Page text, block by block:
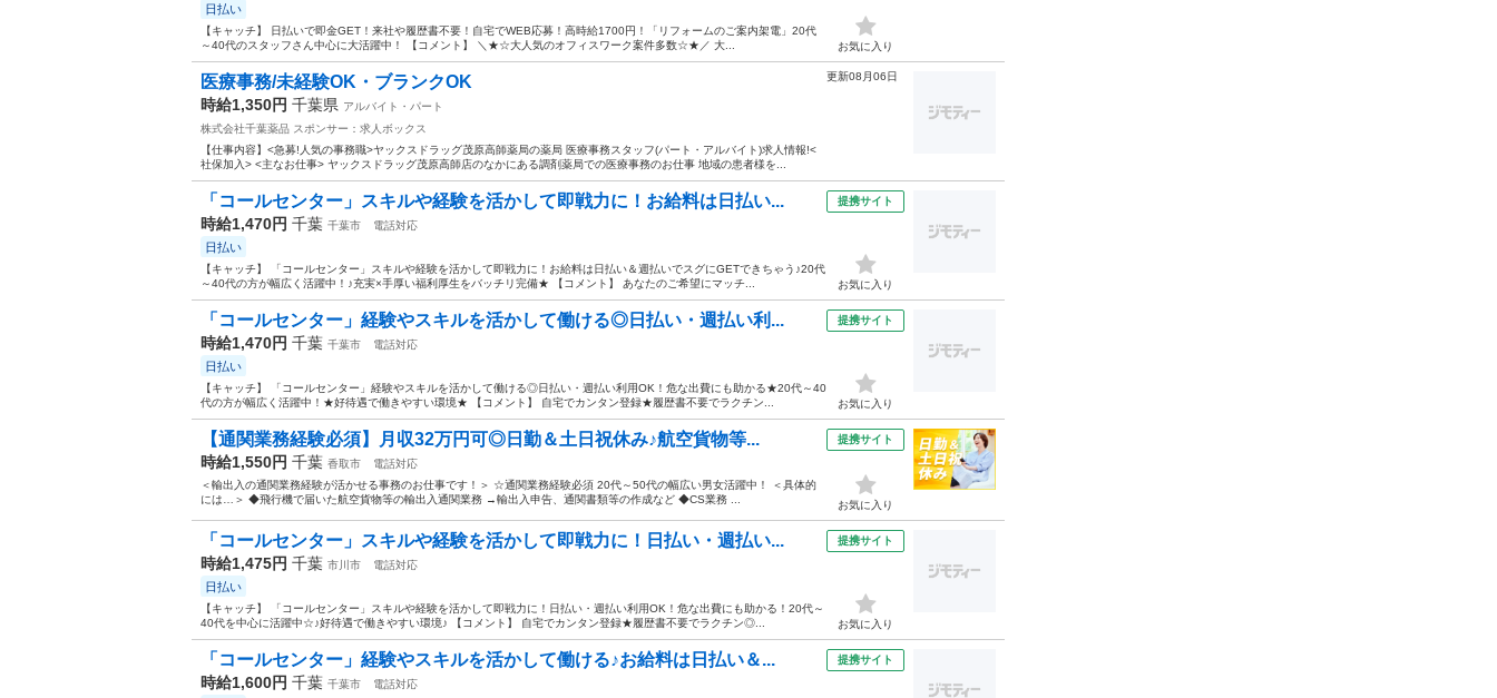
日払い
【キャッチ】 日払いで即金GET！来社や履歴書不要！自宅でWEB応募！高時給1700円！「リフォームのご案内架電」20代
～40代のスタッフさん中心に大活躍中！ 【コメント】 ＼★☆大人気のオフィスワーク案件多数☆★／ 大...
お気に入り
医療事務/未経験OK・ブランクOK
時給1,350円 千葉県 アルバイト・パート
株式会社千葉薬品 スポンサー：求人ボックス
【仕事内容】<急募!人気の事務職>ヤックスドラッグ茂原高師薬局の薬局 医療事務スタッフ(パート・アルバイト)求人情報!<
社保加入> <主なお仕事> ヤックスドラッグ茂原高師店のなかにある調剤薬局での医療事務のお仕事 地域の患者様を...
更新08月06日
「コールセンター」スキルや経験を活かして即戦力に！お給料は日払い...
時給1,470円 千葉 千葉市 電話対応
日払い
【キャッチ】 「コールセンター」スキルや経験を活かして即戦力に！お給料は日払い＆週払いでスグにGETできちゃう♪20代
～40代の方が幅広く活躍中！♪充実×手厚い福利厚生をバッチリ完備★ 【コメント】 あなたのご希望にマッチ...
提携サイト
お気に入り
「コールセンター」経験やスキルを活かして働ける◎日払い・週払い利...
時給1,470円 千葉 千葉市 電話対応
日払い
【キャッチ】 「コールセンター」経験やスキルを活かして働ける◎日払い・週払い利用OK！危な出費にも助かる★20代～40
代の方が幅広く活躍中！★好待遇で働きやすい環境★ 【コメント】 自宅でカンタン登録★履歴書不要でラクチン...
提携サイト
お気に入り
【通関業務経験必須】月収32万円可◎日勤＆土日祝休み♪航空貨物等...
時給1,550円 千葉 香取市
電話対応
＜輸出入の通関業務経験が活かせる事務のお仕事です！＞ ☆通関業務経験必須 20代～50代の幅広い男女活躍中！ ＜具体的
には…＞ ◆飛行機で届いた航空貨物等の輸出入通関業務 →輸出入申告、通関書類等の作成など ◆CS業務 ...
提携サイト
お気に入り
「コールセンター」スキルや経験を活かして即戦力に！日払い・週払い...
時給1,475円 千葉 市川市 電話対応
日払い
【キャッチ】 「コールセンター」スキルや経験を活かして即戦力に！日払い・週払い利用OK！危な出費にも助かる！20代～
40代を中心に活躍中☆♪好待遇で働きやすい環境♪ 【コメント】 自宅でカンタン登録★履歴書不要でラクチン◎...
提携サイト
お気に入り
「コールセンター」経験やスキルを活かして働ける♪お給料は日払い＆...
時給1,600円 千葉 千葉市 電話対応
提携サイト